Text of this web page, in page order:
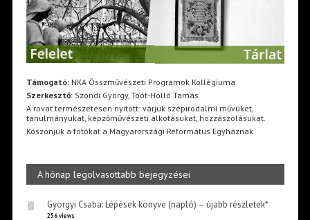
Támogató:NKA Összművészeti Programok Kollégiuma
Szerkesztő:Szondi György, Toót-Holló Tamás
A rovat természetesen nyitott: várjuk szépirodalmi művüket,
tanulmányukat, képzőművészeti alkotásukat, hozzászólásukat.
Köszönjük a fotókat a Magyarországi Református Egyháznak
A hónap legolvasottabb bejegyzései
Györgyi Csaba: Lépések könyve (napló) – újabb részletek*
256 views